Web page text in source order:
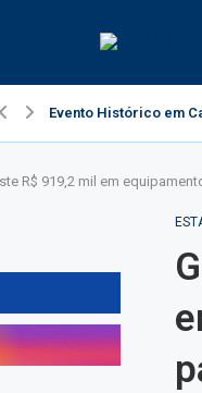
Evento Histórico em
R$ 919,2 mil em